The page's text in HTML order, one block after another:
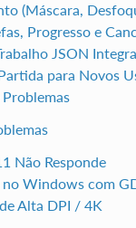
(Máscara,
Progresso e
JSON
para Novos
Não Responde
no Windows com
Alta DPI / 4K